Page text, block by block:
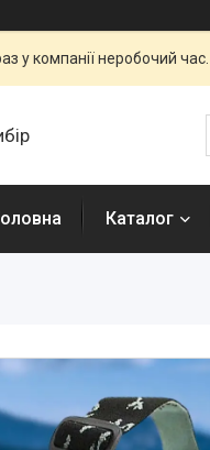
у компанії неробочий
Каталог